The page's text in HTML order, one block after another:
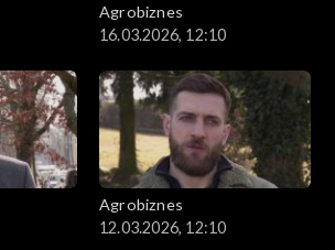
Agrobiznes
16.03.2026, 12:10
Agrobiznes
12.03.2026, 12:10